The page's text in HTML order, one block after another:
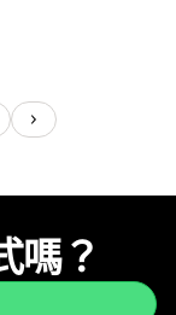
嗎？